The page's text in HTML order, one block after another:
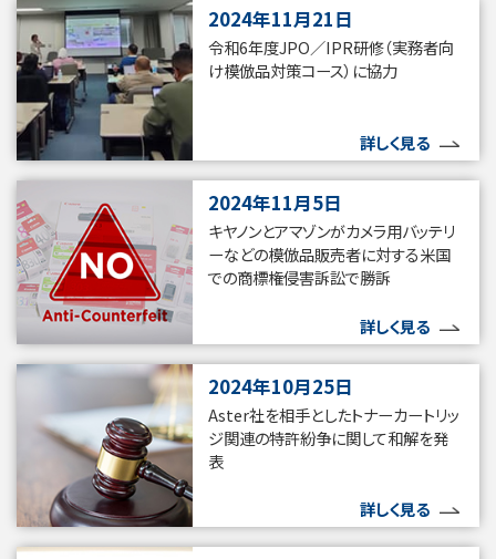
2024年11月21日
令和6年度JPO／IPR研修（実務者向
け模倣品対策コース）に協力
詳しく見る
2024年11月5日
キヤノンとアマゾンがカメラ用バッテリ
ーなどの模倣品販売者に対する米国
での商標権侵害訴訟で勝訴
詳しく見る
2024年10月25日
Aster社を相手としたトナーカートリッ
ジ関連の特許紛争に関して和解を発
表
詳しく見る